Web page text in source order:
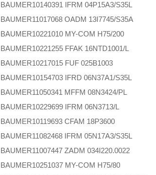
BAUMER10140391 IFRM 04P15A3/S35L
BAUMER11017068 OADM 13I7745/S35A
BAUMER10221010 MY-COM H75/200
BAUMER10221255 FFAK 16NTD1001/L
BAUMER10217015 FUF 025B1003
BAUMER10154703 IFRD 06N37A1/S35L
BAUMER11050341 MFFM 08N3424/PL
BAUMER10229699 IFRM 06N3713/L
BAUMER10119693 CFAM 18P3600
BAUMER11082468 IFRM 05N17A3/S35L
BAUMER11007447 ZADM 034I220.0022
BAUMER10251037 MY-COM H75/80